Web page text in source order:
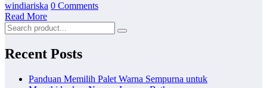
windiariska 0 Comments
Read More
Recent Posts
Panduan Memilih Palet Warna Sempurna untuk